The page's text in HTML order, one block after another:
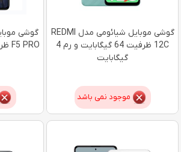
گوشی موبایل شیائومی مدل REDMI
12C ظرفیت 64 گیگابایت و رم 4
گیگابایت
موجود نمی باشد